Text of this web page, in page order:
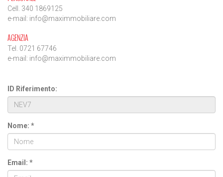
Cell. 340 1869125
e-mail: info@maximmobiliare.com
AGENZIA
Tel. 0721 67746
e-mail: info@maximmobiliare.com
ID Riferimento:
Nome: *
Email: *